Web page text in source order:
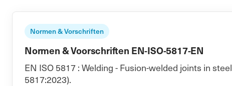
Normen & Vorschriften
Normen & Voorschriften EN-ISO-5817-EN
EN ISO 5817 : Welding - Fusion-welded joints in
5817:2023).